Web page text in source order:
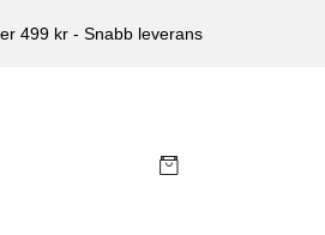
499 kr - Snabb leverans